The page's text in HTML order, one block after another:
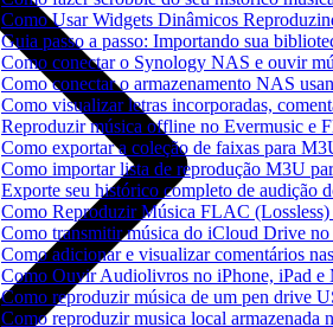
Como Usar Widgets Dinâmicos
Guia passo a passo: Importando sua
Como conectar o Synology NAS e ouvir
Como conectar o armazenamento NAS
Como visualizar letras incorporadas,
Reproduzir música offline no Evermusic e
Como exportar a coleção de faixas para
Como importar lista de reprodução M3U
Exporte seu histórico completo de audição
Como Reproduzir Música FLAC
Como transmitir música do iCloud Drive
Como adicionar e visualizar comentários
Como Ouvir Audiolivros no iPhone, iPad e
Como reproduzir música de um pen drive
Como reproduzir musica local armazenada